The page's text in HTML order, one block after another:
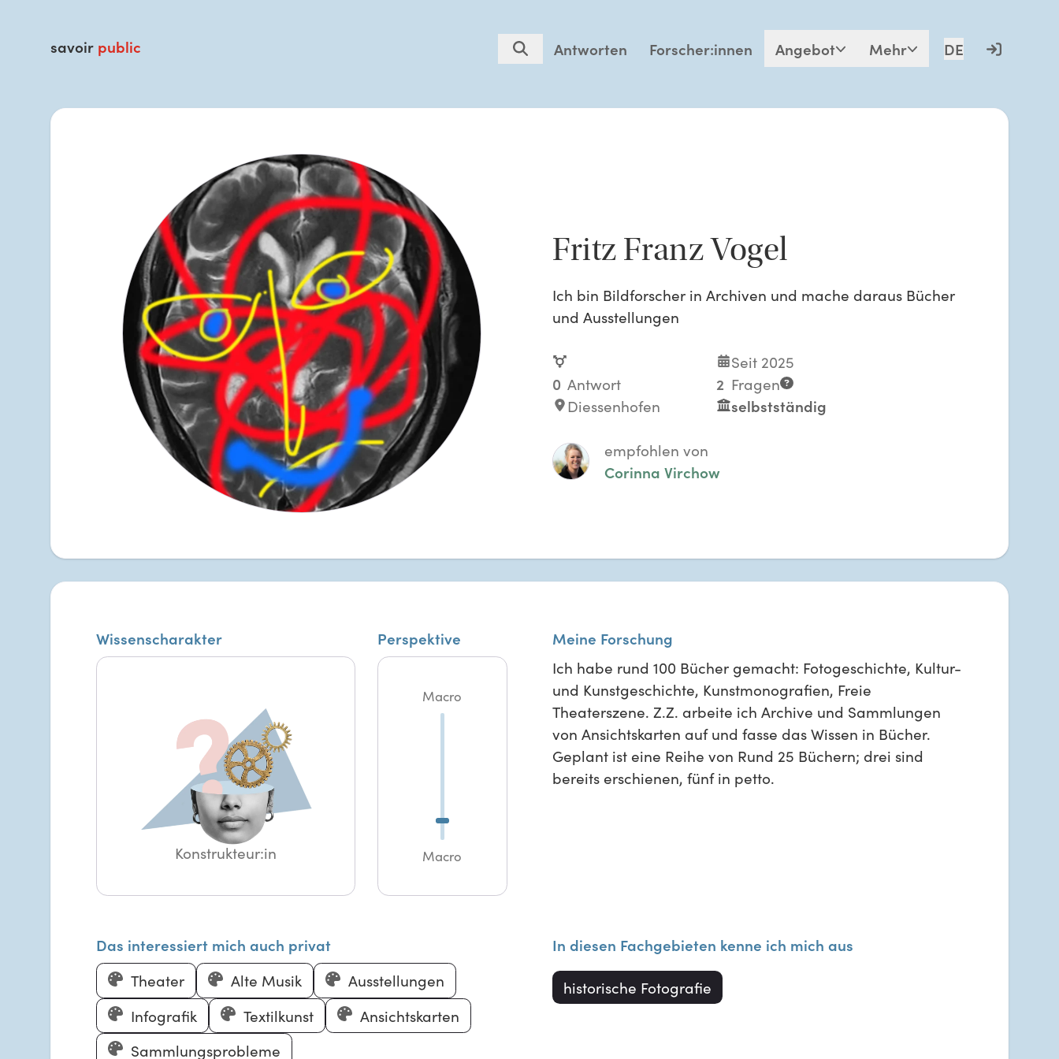
savoir public Antworten Forscher:innen Angebot Mehr DE
Fritz Franz Vogel
Ich bin Bildforscher in Archiven und mache daraus Bücher
und Ausstellungen
Seit 2025
0 Antwort 2 Fragen
Diessenhofen
selbstständig
empfohlen von
Corinna Virchow
Wissenscharakter
Konstrukteur:in
Perspektive
Macro
Macro
Meine Forschung
Ich habe rund 100 Bücher gemacht: Fotogeschichte, Kultur-
und Kunstgeschichte, Kunstmonografien, Freie
Theaterszene. Z.Z. arbeite ich Archive und Sammlungen
von Ansichtskarten auf und fasse das Wissen in Bücher.
Geplant ist eine Reihe von Rund 25 Büchern; drei sind
bereits erschienen, fünf in petto.
Das interessiert mich auch privat
Theater
Alte Musik
Ausstellungen
Infografik
Textilkunst
Ansichtskarten
Sammlungsprobleme
In diesen Fachgebieten kenne ich mich aus
historische Fotografie